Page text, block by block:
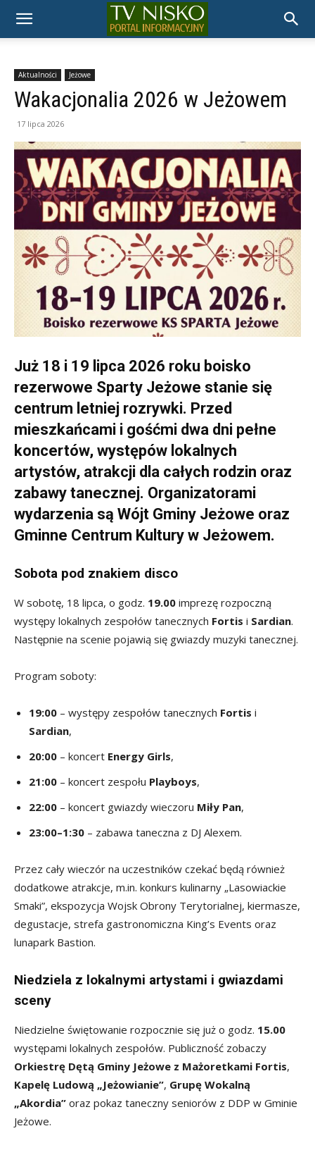
TELEWIZJA
NISKO
Aktualności Jeżowe
Wakacjonalia 2026 w Jeżowem
17 lipca 2026
Już 18 i 19 lipca 2026 roku boisko
rezerwowe Sparty Jeżowe stanie się
centrum letniej rozrywki. Przed
mieszkańcami i gośćmi dwa dni pełne
koncertów, występów lokalnych
artystów, atrakcji dla całych rodzin oraz
zabawy tanecznej. Organizatorami
wydarzenia są Wójt Gminy Jeżowe oraz
Gminne Centrum Kultury w Jeżowem.
Sobota pod znakiem disco
W sobotę, 18 lipca, o godz. 19.00 imprezę rozpoczną
występy lokalnych zespołów tanecznych Fortis i Sardian.
Następnie na scenie pojawią się gwiazdy muzyki tanecznej.
Program soboty:
19:00 – występy zespołów tanecznych Fortis i
Sardian,
20:00 – koncert Energy Girls,
21:00 – koncert zespołu Playboys,
22:00 – koncert gwiazdy wieczoru Miły Pan,
23:00–1:30 – zabawa taneczna z DJ Alexem.
Przez cały wieczór na uczestników czekać będą również
dodatkowe atrakcje, m.in. konkurs kulinarny „Lasowiackie
Smaki”, ekspozycja Wojsk Obrony Terytorialnej, kiermasze,
degustacje, strefa gastronomiczna King’s Events oraz
lunapark Bastion.
Niedziela z lokalnymi artystami i gwiazdami
sceny
Niedzielne świętowanie rozpocznie się już o godz. 15.00
występami lokalnych zespołów. Publiczność zobaczy
Orkiestrę Dętą Gminy Jeżowe z Mażoretkami Fortis,
Kapelę Ludową „Jeżowianie”, Grupę Wokalną
„Akordia” oraz pokaz taneczny seniorów z DDP w Gminie
Jeżowe.